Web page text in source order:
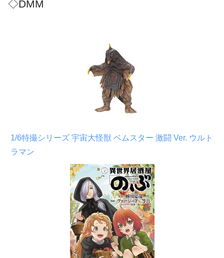
◇DMM
1/6特撮シリーズ 宇宙大怪獣 ベムスター 激闘 Ver. ウルト
ラマン